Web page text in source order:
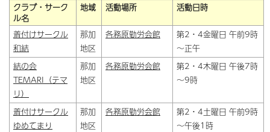
クラブ・サーク
ル名
地域 活動場所 活動日時
着付けサークル
和結
那加
地区
各務原勤労会館
第2・4金曜日 午前9時
～正午
結の会
TEMARI（テマ
リ）
那加
地区
各務原勤労会館
第2・4木曜日 午後7時
～9時
着付けサークル
ゆめてまり
那加
地区
各務原勤労会館
第2・4土曜日 午前9時
～午後1時